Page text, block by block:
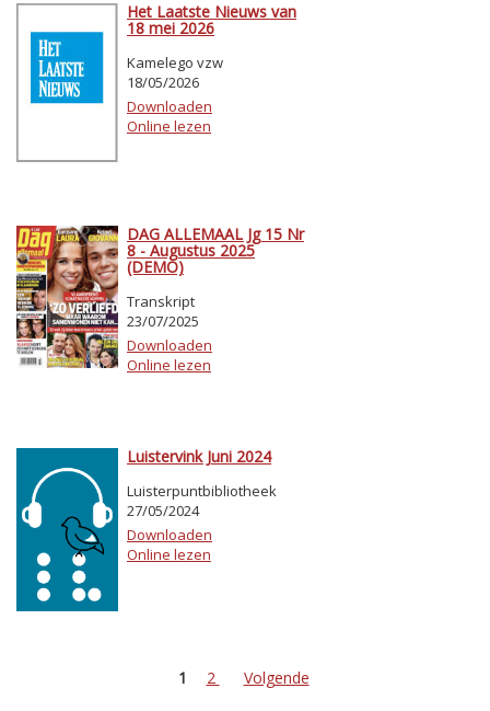
Het Laatste Nieuws van
18 mei 2026
Kamelego vzw
18/05/2026
Downloaden
Online lezen
DAG ALLEMAAL Jg 15 Nr
8 - Augustus 2025
(DEMO)
Transkript
23/07/2025
Downloaden
Online lezen
Luistervink Juni 2024
Luisterpuntbibliotheek
27/05/2024
Downloaden
Online lezen
1 2 Volgende